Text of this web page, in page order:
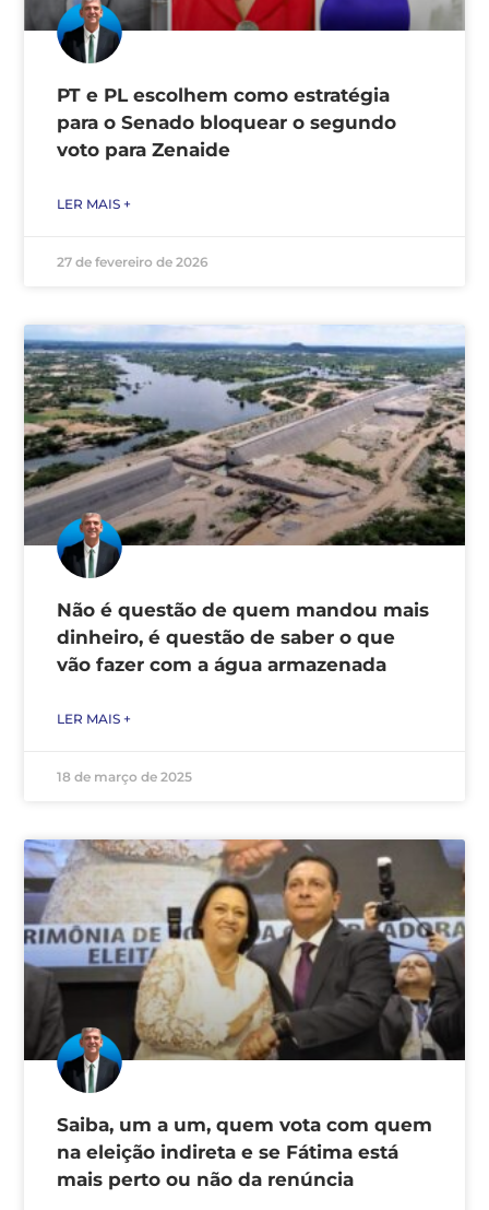
PT e PL escolhem como estratégia
para o Senado bloquear o segundo
voto para Zenaide
LER MAIS +
27 de fevereiro de 2026
Não é questão de quem mandou mais
dinheiro, é questão de saber o que
vão fazer com a água armazenada
LER MAIS +
18 de março de 2025
Saiba, um a um, quem vota com quem
na eleição indireta e se Fátima está
mais perto ou não da renúncia